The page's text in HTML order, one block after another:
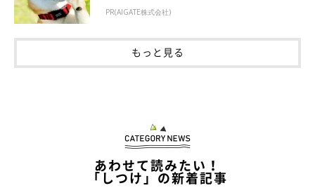
PR(AIGATE株式会社)
もっと見る
あわせて読みたい！
「しつけ」の新着記事